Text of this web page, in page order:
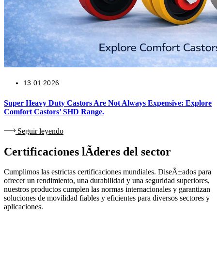
13.01.2026
Super Heavy Duty Castors Are Not Always Expensive: Explore
Comfort Castors’ SHD Range.
Seguir leyendo
Certificaciones lÃ­deres del sector
Cumplimos las estrictas certificaciones mundiales. DiseÃ±ados para
ofrecer un rendimiento, una durabilidad y una seguridad superiores,
nuestros productos cumplen las normas internacionales y garantizan
soluciones de movilidad fiables y eficientes para diversos sectores y
aplicaciones.